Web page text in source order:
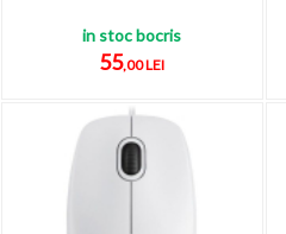
in stoc bocris
55,00 LEI